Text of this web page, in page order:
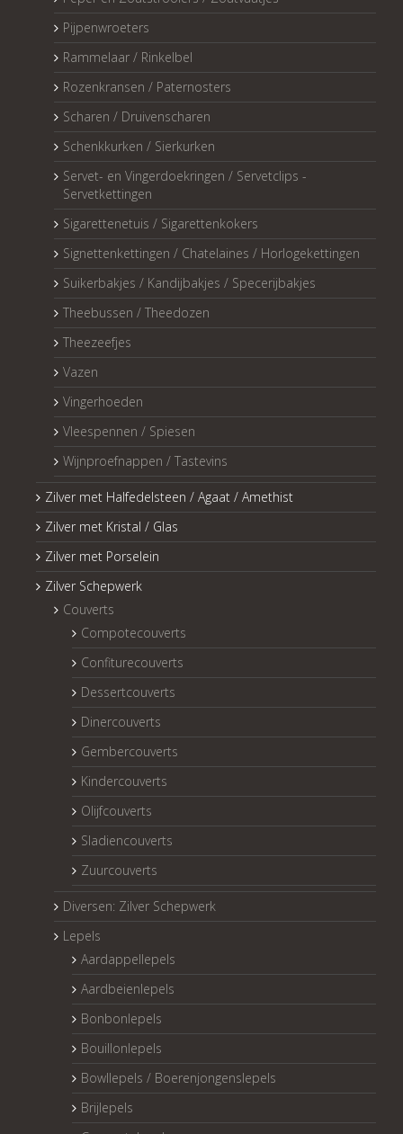
Pijpenwroeters
Rammelaar / Rinkelbel
Rozenkransen / Paternosters
Scharen / Druivenscharen
Schenkkurken / Sierkurken
Servet- en Vingerdoekringen / Servetclips -
Servetkettingen
Sigarettenetuis / Sigarettenkokers
Signettenkettingen / Chatelaines / Horlogekettingen
Suikerbakjes / Kandijbakjes / Specerijbakjes
Theebussen / Theedozen
Theezeefjes
Vazen
Vingerhoeden
Vleespennen / Spiesen
Wijnproefnappen / Tastevins
Zilver met Halfedelsteen / Agaat / Amethist
Zilver met Kristal / Glas
Zilver met Porselein
Zilver Schepwerk
Couverts
Compotecouverts
Confiturecouverts
Dessertcouverts
Dinercouverts
Gembercouverts
Kindercouverts
Olijfcouverts
Sladiencouverts
Zuurcouverts
Diversen: Zilver Schepwerk
Lepels
Aardappellepels
Aardbeienlepels
Bonbonlepels
Bouillonlepels
Bowllepels / Boerenjongenslepels
Brijlepels